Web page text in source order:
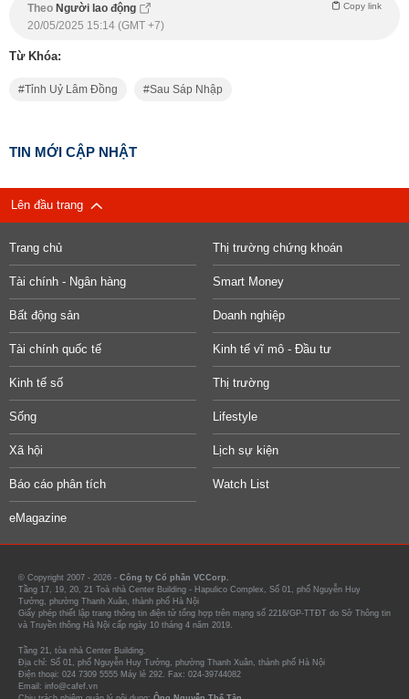
Theo Người lao động Copy link
20/05/2025 15:14 (GMT +7)
Từ Khóa:
Tỉnh Uỷ Lâm Đồng Sau Sáp Nhập
TIN MỚI CẬP NHẬT
Lên đầu trang
Trang chủ Thị trường chứng khoán
Tài chính - Ngân hàng Smart Money
Bất động sản Doanh nghiệp
Tài chính quốc tế Kinh tế vĩ mô - Đầu tư
Kinh tế số Thị trường
Sống Lifestyle
Xã hội Lịch sự kiện
Báo cáo phân tích Watch List
eMagazine
© Copyright 2007 - 2026 - Công ty Cổ phần VCCorp.
Tầng 17, 19, 20, 21 Toà nhà Center Building - Hapulico Complex, Số 01, phố Nguyễn Huy
Tưởng, phường Thanh Xuân, thành phố Hà Nội
Giấy phép thiết lập trang thông tin điện tử tổng hợp trên mạng số 2216/GP-TTĐT do Sở Thông tin
và Truyền thông Hà Nội cấp ngày 10 tháng 4 năm 2019.
Tầng 21, tòa nhà Center Building.
Địa chỉ: Số 01, phố Nguyễn Huy Tưởng, phường Thanh Xuân, thành phố Hà Nội
Điện thoại: 024 7309 5555 Máy lẻ 292. Fax: 024-39744082
Email: info@cafef.vn